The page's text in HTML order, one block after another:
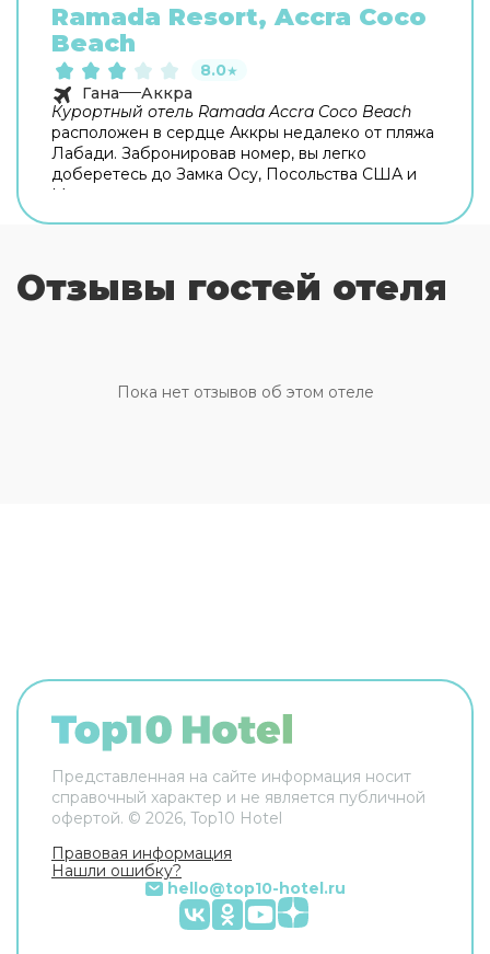
Ramada Resort, Accra Coco
Beach
8.0★
Гана
Аккра
Курортный отель Ramada Accra Coco Beach
расположен в сердце Аккры недалеко от пляжа
Лабади. Забронировав номер, вы легко
доберетесь до Замка Осу, Посольства США и
Международного конгресс-центра.
отдыха. В распоряжении гостей просторный
открытый бассейн с баром. Для отдыхающих с
. Деловые гости отеля смогут
воспользоваться услугами бизнес-центра и
Отзывы гостей отеля
Пока нет отзывов об этом отеле
Представленная на сайте информация носит
справочный характер и не является публичной
офертой. © 2026, Top10 Hotel
Правовая информация
Нашли ошибку?
hello@top10-hotel.ru